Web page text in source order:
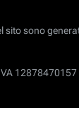
sito sono
12878470157